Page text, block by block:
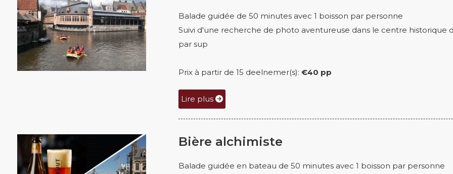
Balade guidée de 50 minutes avec 1 boisson par personne
Suivi d'une recherche de photo aventureuse dans le centre historique
par sup
Prix à partir de 15 deelnemer(s): €40 pp
Lire plus
Bière alchimiste
Balade guidée en bateau de 50 minutes avec 1 boisson par personne